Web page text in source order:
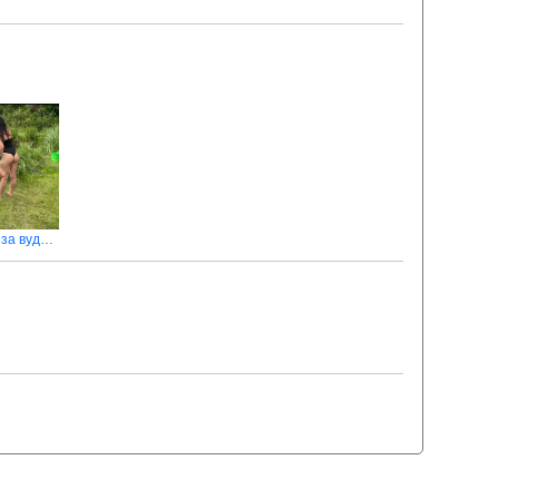
Кубанська знов попливла за вудочкою